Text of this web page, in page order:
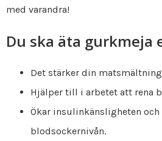
med varandra!
Du ska äta gurkmeja
Det stärker din matsmältning
Hjälper till i arbetet att rena
Ökar insulinkänsligheten och
blodsockernivån.